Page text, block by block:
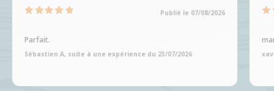
Publié le 07/08/2026
Parfait.
Sébastien A, suite à une expérience du 23/07/2026